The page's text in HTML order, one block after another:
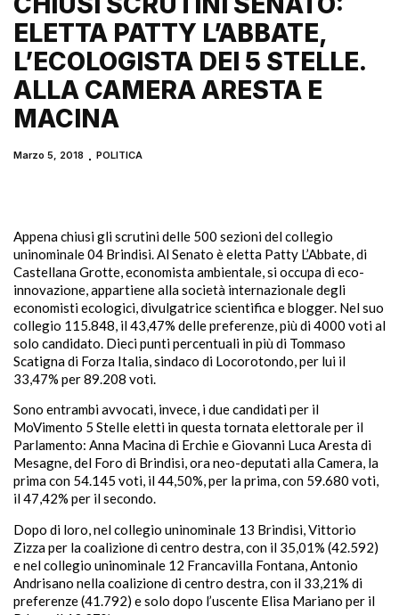
ELETTA PATTY L’ABBATE,
L’ECOLOGISTA DEI 5 STELLE.
ALLA CAMERA ARESTA E
MACINA
Marzo 5, 2018 POLITICA
Appena chiusi gli scrutini delle 500 sezioni del collegio
uninominale 04 Brindisi. Al Senato è eletta Patty L’Abbate, di
Castellana Grotte, economista ambientale, si occupa di eco-
innovazione, appartiene alla società internazionale degli
economisti ecologici, divulgatrice scientifica e blogger. Nel suo
collegio 115.848, il 43,47% delle preferenze, più di 4000 voti al
solo candidato. Dieci punti percentuali in più di Tommaso
Scatigna di Forza Italia, sindaco di Locorotondo, per lui il
33,47% per 89.208 voti.
Sono entrambi avvocati, invece, i due candidati per il
MoVimento 5 Stelle eletti in questa tornata elettorale per il
Parlamento: Anna Macina di Erchie e Giovanni Luca Aresta di
Mesagne, del Foro di Brindisi, ora neo-deputati alla Camera, la
prima con 54.145 voti, il 44,50%, per la prima, con 59.680 voti,
il 47,42% per il secondo.
Dopo di loro, nel collegio uninominale 13 Brindisi, Vittorio
Zizza per la coalizione di centro destra, con il 35,01% (42.592)
e nel collegio uninominale 12 Francavilla Fontana, Antonio
Andrisano nella coalizione di centro destra, con il 33,21% di
preferenze (41.792) e solo dopo l’uscente Elisa Mariano per il